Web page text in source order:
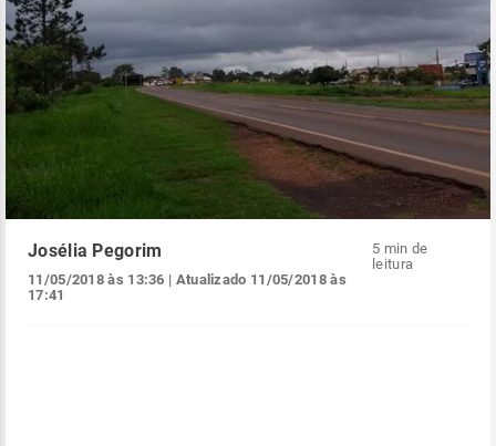
Josélia Pegorim
11/05/2018 às 13:36 | Atualizado 11/05/2018 às
17:41
5 min de
leitura